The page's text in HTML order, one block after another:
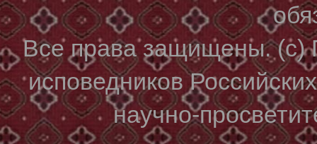
Все права защищены. (с)
исповедников
научно-